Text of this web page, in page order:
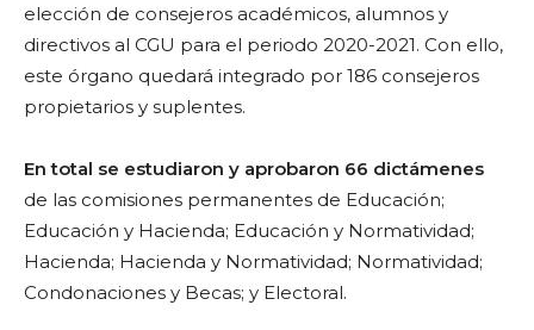
elección de consejeros académicos, alumnos y
directivos al CGU para el periodo 2020-2021. Con ello,
este órgano quedará integrado por 186 consejeros
propietarios y suplentes.
En total se estudiaron y aprobaron 66 dictámenes
de las comisiones permanentes de Educación;
Educación y Hacienda; Educación y Normatividad;
Hacienda; Hacienda y Normatividad; Normatividad;
Condonaciones y Becas; y Electoral.